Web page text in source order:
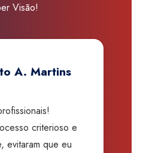
Visão!
A. Martins
criterioso e
evitaram que eu